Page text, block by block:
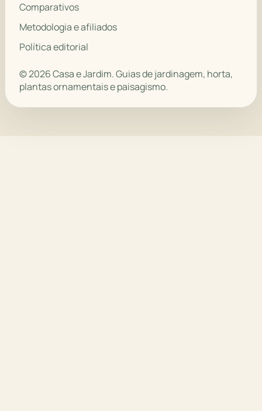
Comparativos
Metodologia e afiliados
Política editorial
© 2026 Casa e Jardim. Guias de jardinagem, horta,
plantas ornamentais e paisagismo.